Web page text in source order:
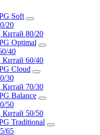
Soft
20
Китай 80/20
Optimal
40
Китай 60/40
Cloud
30
Китай 70/30
Balance
50
Китай 50/50
Traditional
65